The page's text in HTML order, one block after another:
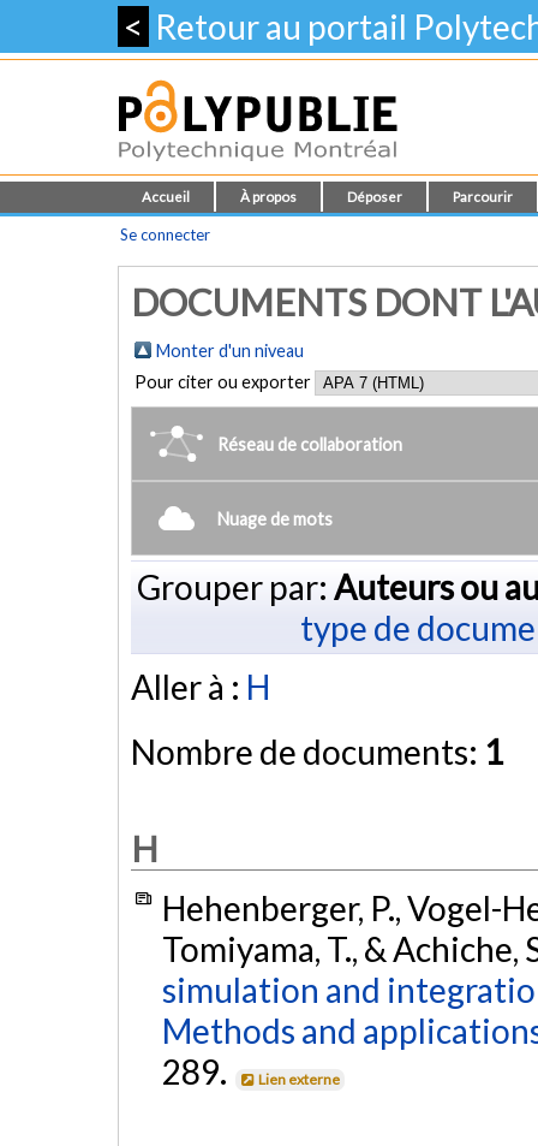
< Retour au portail
Accueil À propos Déposer Parcourir
Se connecter
DOCUMENTS DONT
Monter d'un niveau
Pour citer ou exporter
Réseau de collaboration
Nuage de mots
Grouper par: Auteurs ou
type de
Aller à : H
Nombre de documents: 1
H
Hehenberger, P., Vogel-
Tomiyama, T., & Achiche,
simulation and
Methods and
289.
Lien externe